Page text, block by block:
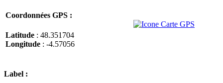
Coordonnées GPS :
Latitude : 48.351704
Longitude : -4.57056
Label :